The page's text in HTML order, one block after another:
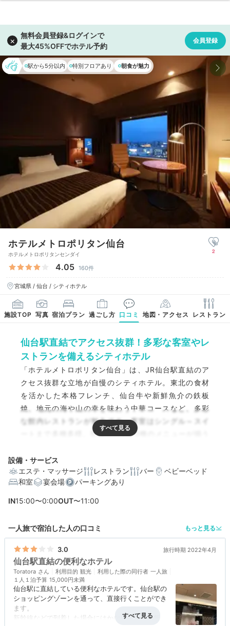
駅から5分以内 特別フロアあり 朝食が魅力
ホテルメトロポリタン仙台
ホテルメトロポリタンセンダイ
4.05 160件
宮城県 / 仙台 / シティホテル
2
施設TOP 写真 宿泊プラン 過ごし方 口コミ 地図・アクセス レストラン
仙台駅直結でアクセス抜群！多彩な客室やレ
ストランを備えるシティホテル
「ホテルメトロポリタン仙台」は、JR仙台駅直結のア
クセス抜群な立地が自慢のシティホテル。東北の食材
を活かした本格フレンチ、仙台牛や新鮮魚介の鉄板
焼、地元の海や山の幸を味わう中華コースなど、多彩
な館内レストランが魅力です。客室はシングル～スイ
ートまで多種多様。朝は和洋約80種のメニューが揃う
で贅沢なひとときを楽しめますよ。
19・20階には上質なエグゼクティブフロア！種類豊富な
客室
特別な日にぴったりな鉄板焼やフレンチも♪豊富な館内レ
ストラン
設備・サービス
エステ・マッサージ
レストラン バー
ベビーベッド
和室
宴会場 パーキングあり
IN15:00〜0:00OUT〜11:00
一人旅で宿泊した人の口コミ もっと見る
3.0 旅行時期 2022年4月
仙台駅直結の便利なホテル
Toratora 利用目的 観光 利用した際の同行者 一人旅
１人１泊予算 15,000円未満
仙台駅に直結している便利なホテルです。仙台駅の
ショッピングゾーンを通って、直接行くことができ
ます。
新幹線などで到着した場合にはかなり便利な場所で